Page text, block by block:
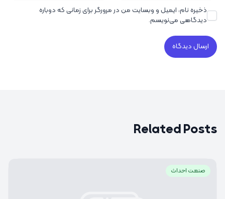
ذخیره نام، ایمیل و وبسایت من در مرورگر برای زمانی که دوباره
دیدگاهی می‌نویسم.
Related Posts
صنعت احداث